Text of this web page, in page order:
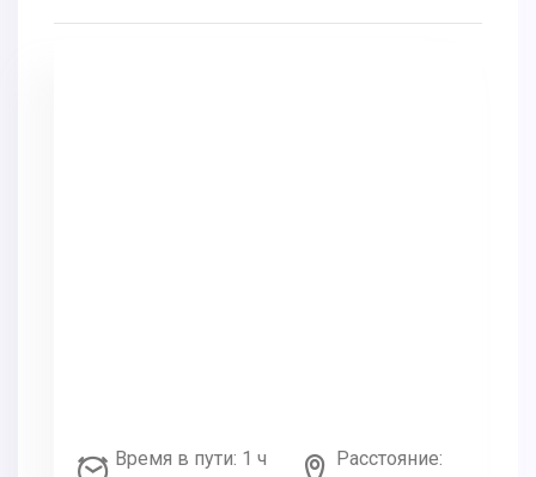
Время в пути: 1 ч
Расстояние: